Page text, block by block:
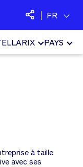
FR
PAYS
à taille
avec ses